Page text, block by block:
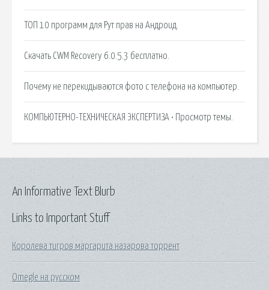
ТОП 10 программ для Рут прав на Андроид.
Скачать CWM Recovery 6.0.5.3 бесплатно.
Почему не перекидываются фото с телефона на компьютер.
КОМПЬЮТЕРНО-ТЕХНИЧЕСКАЯ ЭКСПЕРТИЗА • Просмотр темы.
Links to Important Stuff
Королева тигров маргарита назарова торрент
Omegle на русском
An Informative Text Blurb